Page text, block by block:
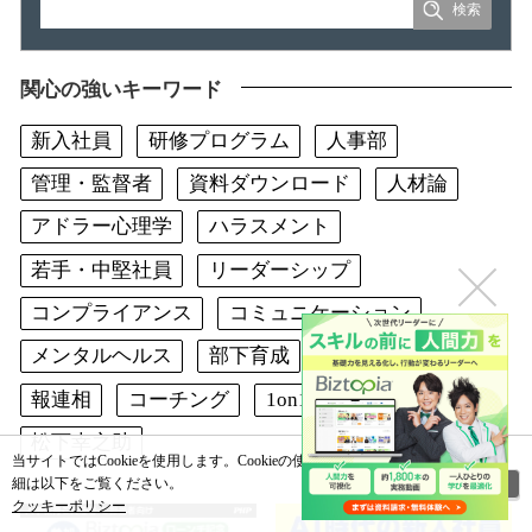
関心の強いキーワード
新入社員 研修プログラム
人事部
管理・監督者
資料ダウンロード
人材論
アドラー心理学
ハラスメント
若手・中堅社員
リーダーシップ
コンプライアンス
コミュニケーション
メンタルヘルス
部下育成
フィードバック
報連相
コーチング 1on1
研修技法
松下幸之助
当サイトではCookieを使用します。Cookieの使用に関する詳
細は以下をご覧ください。
クッキーポリシー
閉じる